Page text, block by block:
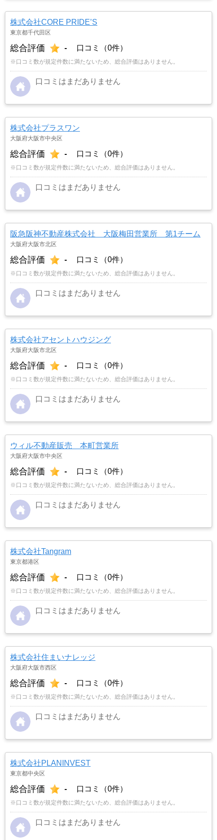
株式会社CORE PRIDE’S
東京都千代田区
総合評価 - 口コミ（0件）
※口コミ数が規定件数に満たないため、総合評価はありません。
口コミはまだありません
株式会社プラスワン
大阪府大阪市中央区
総合評価 - 口コミ（0件）
※口コミ数が規定件数に満たないため、総合評価はありません。
口コミはまだありません
阪急阪神不動産株式会社 大阪梅田営業所 第1チーム
大阪府大阪市北区
総合評価 - 口コミ（0件）
※口コミ数が規定件数に満たないため、総合評価はありません。
口コミはまだありません
株式会社アセントハウジング
大阪府大阪市北区
総合評価 - 口コミ（0件）
※口コミ数が規定件数に満たないため、総合評価はありません。
口コミはまだありません
ウィル不動産販売 本町営業所
大阪府大阪市中央区
総合評価 - 口コミ（0件）
※口コミ数が規定件数に満たないため、総合評価はありません。
口コミはまだありません
株式会社Tangram
東京都港区
総合評価 - 口コミ（0件）
※口コミ数が規定件数に満たないため、総合評価はありません。
口コミはまだありません
株式会社住まいナレッジ
大阪府大阪市西区
総合評価 - 口コミ（0件）
※口コミ数が規定件数に満たないため、総合評価はありません。
口コミはまだありません
株式会社PLANINVEST
東京都中央区
総合評価 - 口コミ（0件）
※口コミ数が規定件数に満たないため、総合評価はありません。
口コミはまだありません